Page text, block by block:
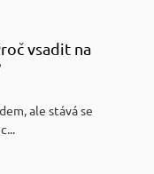
vsadit na
ale stává se